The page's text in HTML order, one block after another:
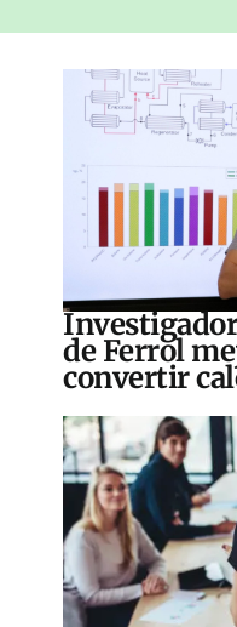
de Ferrol
convertir